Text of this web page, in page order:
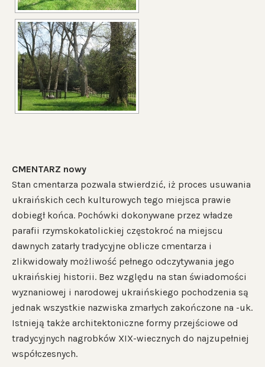
CMENTARZ nowy
Stan cmentarza pozwala stwierdzić, iż proces usuwania
ukraińskich cech kulturowych tego miejsca prawie
dobiegł końca. Pochówki dokonywane przez władze
parafii rzymskokatolickiej częstokroć na miejscu
dawnych zatarły tradycyjne oblicze cmentarza i
zlikwidowały możliwość pełnego odczytywania jego
ukraińskiej historii. Bez względu na stan świadomości
wyznaniowej i narodowej ukraińskiego pochodzenia są
jednak wszystkie nazwiska zmarłych zakończone na -uk.
Istnieją także architektoniczne formy przejściowe od
tradycyjnych nagrobków XIX-wiecznych do najzupełniej
współczesnych.